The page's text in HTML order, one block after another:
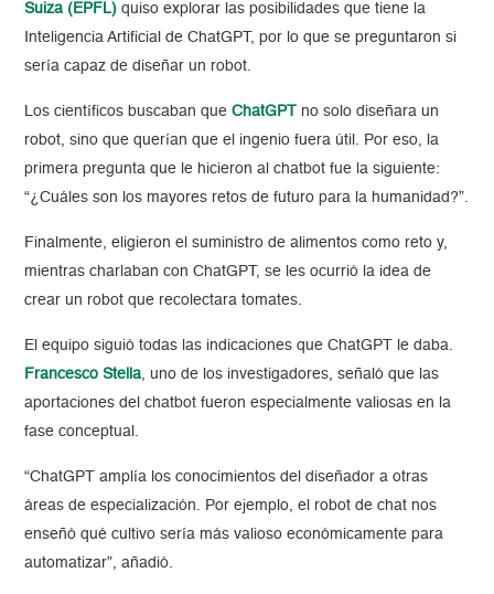
Suiza (EPFL) quiso explorar las posibilidades que tiene la
Inteligencia Artificial de ChatGPT, por lo que se preguntaron si
sería capaz de diseñar un robot.
Los científicos buscaban queChatGPT
no solo diseñara un
robot, sino que querían que el ingenio fuera útil. Por eso, la
primera pregunta que le hicieron al chatbot fue la siguiente:
“¿Cuáles son los mayores retos de futuro para la humanidad?”.
Finalmente, eligieron el suministro de alimentos como reto y,
mientras charlaban con ChatGPT, se les ocurrió la idea de
crear un robot que recolectara tomates.
El equipo siguió todas las indicaciones que ChatGPT le daba.
Francesco Stella, uno de los investigadores, señaló que las
aportaciones del chatbot fueron especialmente valiosas en la
fase conceptual.
“ChatGPT amplía los conocimientos del diseñador a otras
áreas de especialización. Por ejemplo, el robot de chat nos
enseñó qué cultivo sería más valioso económicamente para
automatizar”, añadió.